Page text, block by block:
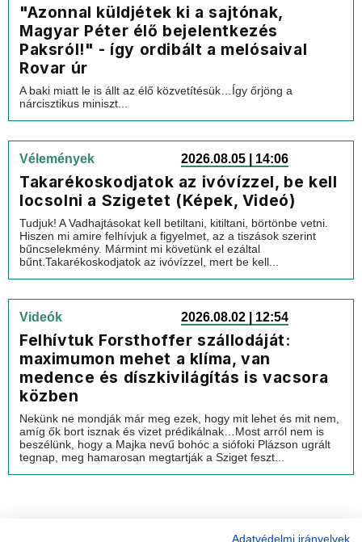
"Azonnal küldjétek ki a sajtónak,
Magyar Péter élő bejelentkezés
Paksról!" - így ordibált a melósaival
Rovar úr
A baki miatt le is állt az élő közvetítésük…Így őrjöng a
nárcisztikus miniszt...
Vélemények 2026.08.05 | 14:06
Takarékoskodjatok az ivóvízzel, be kell
locsolni a Szigetet (Képek, Videó)
Tudjuk! A Vadhajtásokat kell betiltani, kitiltani, börtönbe vetni.
Hiszen mi amire felhívjuk a figyelmet, az a tiszások szerint
bűncselekmény. Mármint mi követünk el ezáltal
bűnt.Takarékoskodjatok az ivóvízzel, mert be kell...
Videók 2026.08.02 | 12:54
Felhívtuk Forsthoffer szállodáját:
maximumon mehet a klíma, van
medence és díszkivilágítás is vacsora
közben
Nekünk ne mondják már meg ezek, hogy mit lehet és mit nem,
amíg ők bort isznak és vizet prédikálnak…Most arról nem is
beszélünk, hogy a Majka nevű bohóc a siófoki Plázson ugrált
tegnap, meg hamarosan megtartják a Sziget feszt...
Adatvédelmi irányelvek